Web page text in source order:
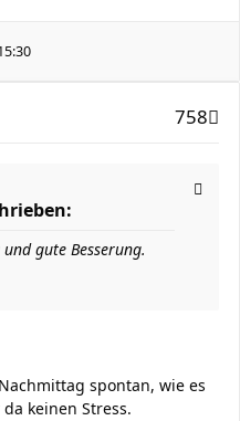
758
gute Besserung.
spontan, wie es
keinen Stress.